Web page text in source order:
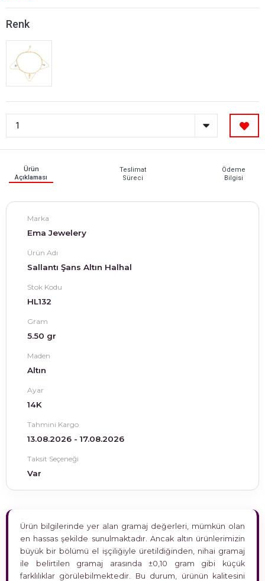
Renk
Ürün
Açıklaması
Teslimat
Süreci
Ödeme
Bilgisi
Marka
Ema Jewelery
Ürün Adı
Sallantı Şans Altın Halhal
Stok Kodu
HL132
Gram
5.50 gr
Maden
Altın
Ayar
14K
Tahmini Kargo
13.08.2026 - 17.08.2026
Taksit Seçeneği
Var
Ürün bilgilerinde yer alan gramaj değerleri, mümkün olan
en hassas şekilde sunulmaktadır. Ancak altın ürünlerimizin
büyük bir bölümü el işçiliğiyle üretildiğinden, nihai gramaj
ile belirtilen gramaj arasında ±0,10 gram gibi küçük
farklılıklar görülebilmektedir. Bu durum, ürünün kalitesini